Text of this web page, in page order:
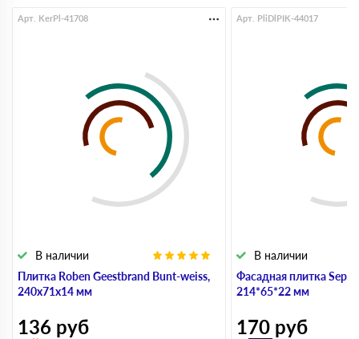
Плитка Roben Geestbrand Bunt-weiss,
240х71х14 мм
В наличии
Арт. KerPl-41708
136 руб
Фасадная плитка Sepia
214*65*22 мм
В наличии
Арт. PliDlPIK-44017
170 руб